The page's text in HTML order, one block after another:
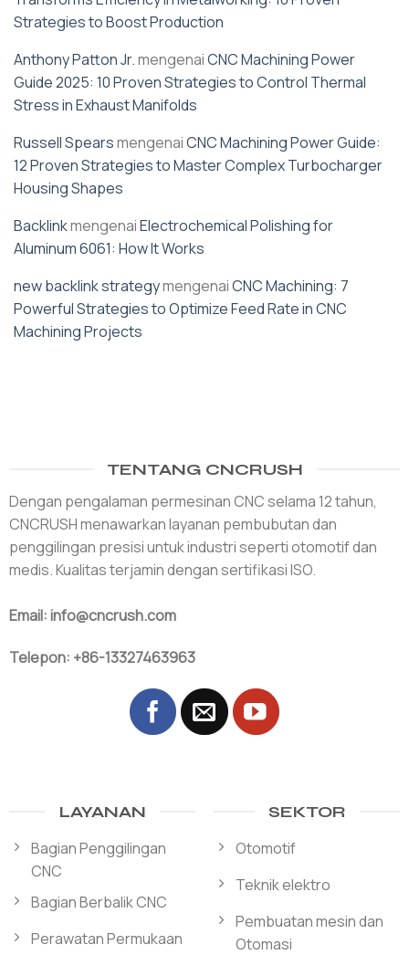
Strategies to Boost Production
Anthony Patton Jr.mengenaiCNC Machining Power
Guide 2025: 10 Proven Strategies to Control Thermal
Stress in Exhaust Manifolds
Russell SpearsmengenaiCNC Machining Power Guide:
12 Proven Strategies to Master Complex Turbocharger
Housing Shapes
BacklinkmengenaiElectrochemical Polishing for
Aluminum 6061: How It Works
new backlink strategymengenaiCNC Machining: 7
Powerful Strategies to Optimize Feed Rate in CNC
Machining Projects
TENTANG CNCRUSH
Dengan pengalaman permesinan CNC selama 12 tahun,
CNCRUSH menawarkan layanan pembubutan dan
penggilingan presisi untuk industri seperti otomotif dan
medis. Kualitas terjamin dengan sertifikasi ISO.
Email: info@cncrush.com
Telepon: +86-13327463963
LAYANAN
Bagian Penggilingan
CNC
Bagian Berbalik CNC
Perawatan Permukaan
SEKTOR
Otomotif
Teknik elektro
Pembuatan mesin dan
Otomasi